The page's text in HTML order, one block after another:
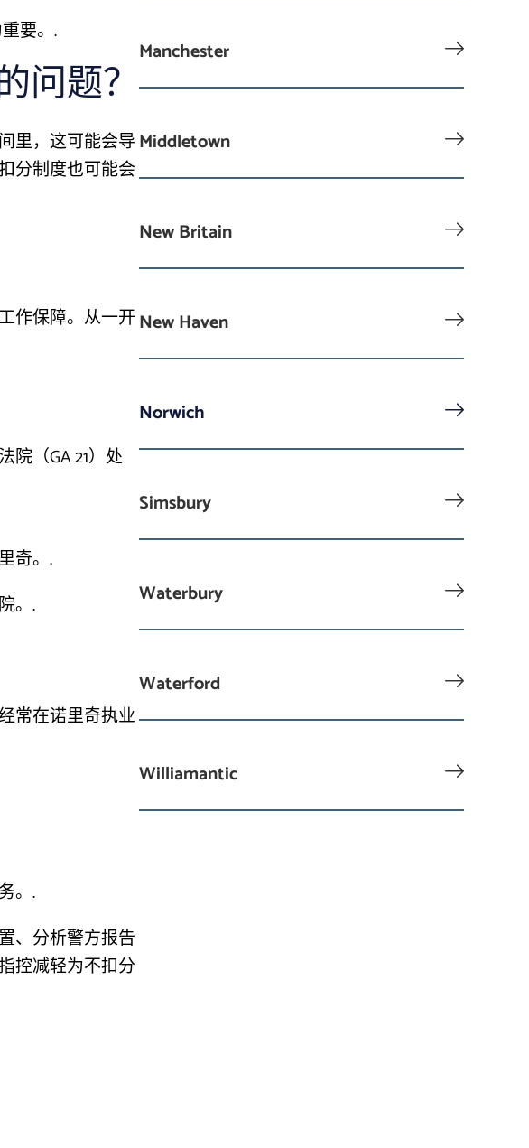
要。.
问题？
里，这可能会导
分制度也可能会
作保障。从一开
（GA 21）处
奇。.
。.
常在诺里奇执业
。.
、分析警方报告
控减轻为不扣分
Manchester
Middletown
New Britain
New Haven
Norwich
Simsbury
Waterbury
Waterford
Williamantic